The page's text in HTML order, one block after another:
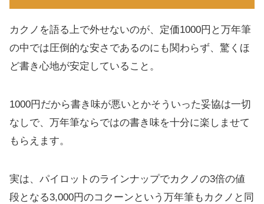
カクノを語る上で外せないのが、定価1000円と万年筆
の中では圧倒的な安さであるのにも関わらず、驚くほ
ど書き心地が安定していること。
1000円だから書き味が悪いとかそういった妥協は一切
なしで、万年筆ならではの書き味を十分に楽しませて
もらえます。
実は、パイロットのラインナップでカクノの3倍の値
段となる3,000円のコクーンという万年筆もカクノと同